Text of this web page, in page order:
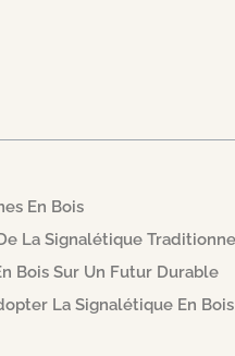
En Bois
La Signalétique
Bois Sur Un Futur Durable
La Signalétique En Bois